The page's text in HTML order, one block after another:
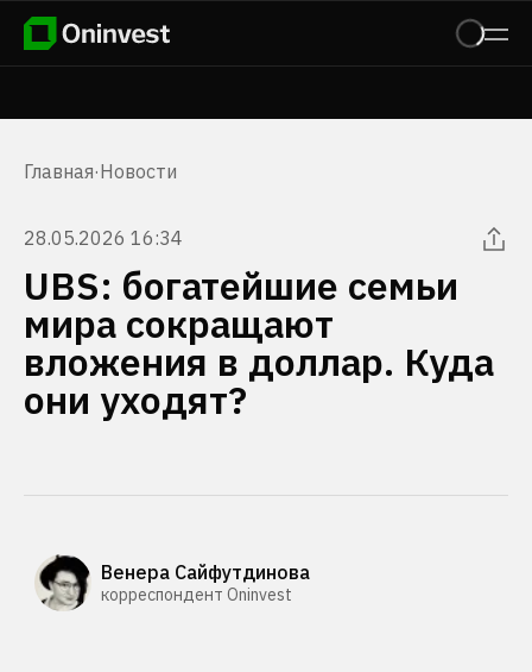
Главная·Новости
28.05.2026 16:34
UBS: богатейшие семьи
мира сокращают
вложения в доллар. Куда
они уходят?
Венера Сайфутдинова
корреспондент Oninvest